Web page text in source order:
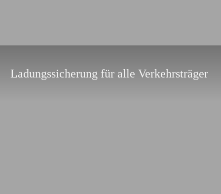
Ladungssicherung für alle Verkehrsträger